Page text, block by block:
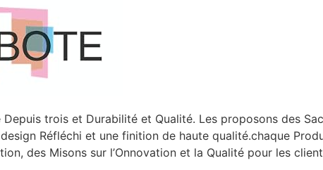
Depuis trois et Durabilité et Qualité. Les proposons des
Réfléchi et une finition de haute qualité.chaque
des Misons sur l’Onnovation et la Qualité pour les